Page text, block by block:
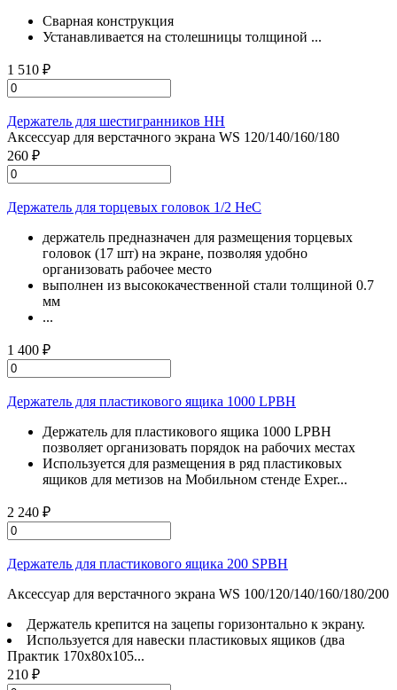
Сварная конструкция
Устанавливается на столешницы толщиной ...
1 510 ₽
Держатель для шестигранников HH
Аксессуар для верстачного экрана WS 120/140/160/180
260 ₽
Держатель для торцевых головок 1/2 HeC
держатель предназначен для размещения торцевых
головок (17 шт) на экране, позволяя удобно
организовать рабочее место
выполнен из высококачественной стали толщиной 0.7
мм
...
1 400 ₽
Держатель для пластикового ящика 1000 LPBH
Держатель для пластикового ящика 1000 LPBH
позволяет организовать порядок на рабочих местах
Используется для размещения в ряд пластиковых
ящиков для метизов на Мобильном стенде Exper...
2 240 ₽
Держатель для пластикового ящика 200 SPBH
Аксессуар для верстачного экрана WS 100/120/140/160/180/200
Держатель крепится на зацепы горизонтально к экрану.
Используется для навески пластиковых ящиков (два
Практик 170x80x105...
210 ₽